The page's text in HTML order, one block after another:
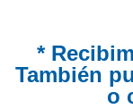
*
También
o